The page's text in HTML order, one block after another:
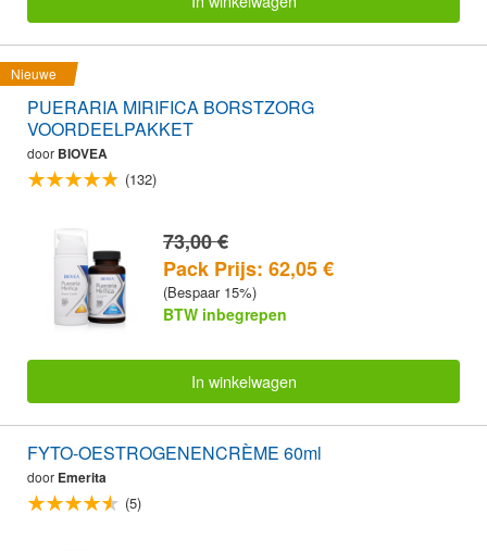
Nieuwe
PUERARIA MIRIFICA BORSTZORG
VOORDEELPAKKET
door BIOVEA
(132)
73,00 €
Pack Prijs: 62,05 €
(Bespaar 15%)
BTW inbegrepen
In winkelwagen
FYTO-OESTROGENENCRÈME 60ml
door Emerita
(5)